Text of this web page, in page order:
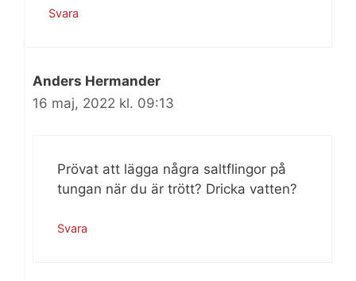
Svara
Anders Hermander
16 maj, 2022 kl. 09:13
Prövat att lägga några saltflingor på
tungan när du är trött? Dricka vatten?
Svara